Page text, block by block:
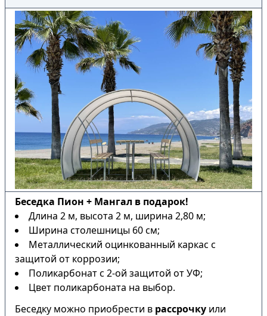
Беседка Пион + Мангал в подарок!
Длина 2 м, высота 2 м, ширина 2,80 м;
Ширина столешницы 60 см;
Металлический оцинкованный каркас с
защитой от коррозии;
Поликарбонат с 2-ой защитой от УФ;
Цвет поликарбоната на выбор.
Беседку можно приобрести в рассрочку или